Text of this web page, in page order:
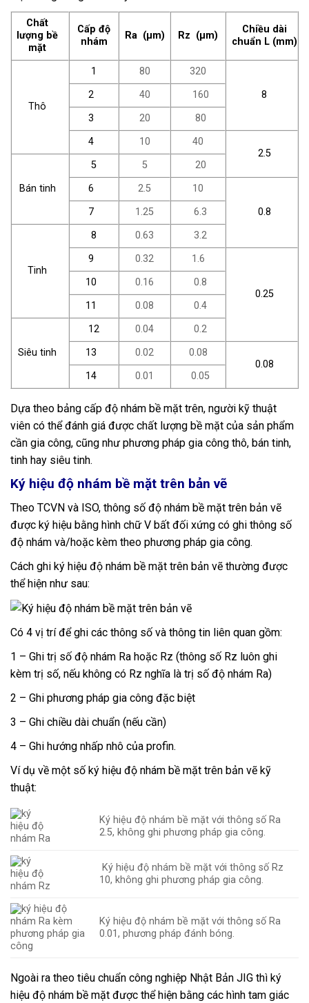
Chất
lượng bề
mặt
Cấp độ
nhám
Ra (µm) Rz (µm)
Chiều dài
chuẩn L (mm)
Thô
1 80
320
8
2 40
160
3
20
80
4
10
40
2.5
Bán tinh
5 5
20
6
2.5
10
0.8
7 1.25 6.3
Tinh
8 0.63
3.2
9
0.32 1.6
0.25
10 0.16
0.8
11
0.08 0.4
Siêu tinh
12 0.04
0.2
13
0.02
0.08
0.08
14
0.01 0.05
Dựa theo bảng cấp độ nhám bề mặt trên, người kỹ thuật
viên có thể đánh giá được chất lượng bề mặt của sản phẩm
cần gia công, cũng như phương pháp gia công thô, bán tinh,
tinh hay siêu tinh.
Ký hiệu độ nhám bề mặt trên bản vẽ
Theo TCVN và ISO, thông số độ nhám bề mặt trên bản vẽ
được ký hiệu bằng hình chữ V bất đối xứng có ghi thông số
độ nhám và/hoặc kèm theo phương pháp gia công.
Cách ghi ký hiệu độ nhám bề mặt trên bản vẽ thường được
thể hiện như sau:
Có 4 vị trí để ghi các thông số và thông tin liên quan gồm:
1 – Ghi trị số độ nhám Ra hoặc Rz (thông số Rz luôn ghi
kèm trị số, nếu không có Rz nghĩa là trị số độ nhám Ra)
2 – Ghi phương pháp gia công đặc biệt
3 – Ghi chiều dài chuẩn (nếu cần)
4 – Ghi hướng nhấp nhô của profin.
Ví dụ về một số ký hiệu độ nhám bề mặt trên bản vẽ kỹ
thuật:
Ký hiệu độ nhám bề mặt với thông số Ra
2.5, không ghi phương pháp gia công.
Ký hiệu độ nhám bề mặt với thông số Rz
10, không ghi phương pháp gia công.
Ký hiệu độ nhám bề mặt với thông số Ra
0.01, phương pháp đánh bóng.
Ngoài ra theo tiêu chuẩn công nghiệp Nhật Bản JIG thì ký
hiệu độ nhám bề mặt được thể hiện bằng các hình tam giác